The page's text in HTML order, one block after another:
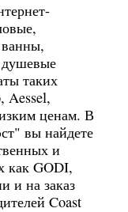
таких
Aessel,
ценам. В
вы найдете
и
как GODI,
и на заказ
Coast